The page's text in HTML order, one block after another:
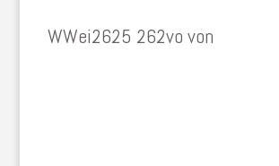
WWei2625 262vo von